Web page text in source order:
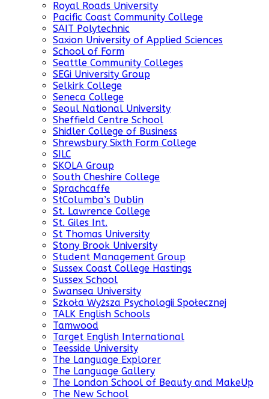
Royal Roads University
Pacific Coast Community College
SAIT Polytechnic
Saxion University of Applied Sciences
School of Form
Seattle Community Colleges
SEGi University Group
Selkirk College
Seneca College
Seoul National University
Sheffield Centre School
Shidler College of Business
Shrewsbury Sixth Form College
SILC
SKOLA Group
South Cheshire College
Sprachcaffe
StColumba’s Dublin
St. Lawrence College
St. Giles Int.
St Thomas University
Stony Brook University
Student Management Group
Sussex Coast College Hastings
Sussex School
Swansea University
Szkoła Wyższa Psychologii Społecznej
TALK English Schools
Tamwood
Target English International
Teesside University
The Language Explorer
The Language Gallery
The London School of Beauty and MakeUp
The New School